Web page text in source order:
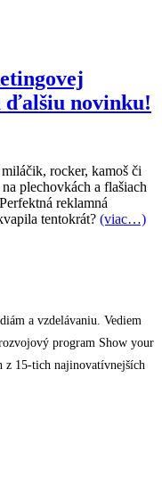
novinku!
rocker, kamoš či
plechovkách a flašiach
reklamná
tentokrát? (viac…)
a vzdelávaniu. Vediem
program Show your
z 15-tich najinovatívnejších